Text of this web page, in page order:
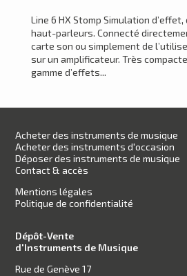
Line 6 HX Stomp Simulation
haut-parleurs. Connecté
carte son ou simplement de
sur un amplificateur. Très
gamme d’effets...
Acheter des instruments de musique
Acheter des instruments d'occasion
Déposer des instruments de musique
Contact & accès
Mentions légales
Politique de confidentialité
Dépôt-Vente
d'Instruments de Musique
Rue de Genève 17